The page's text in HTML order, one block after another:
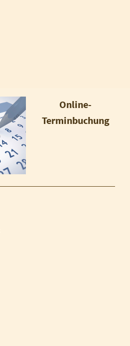
Online-
Terminbuchung